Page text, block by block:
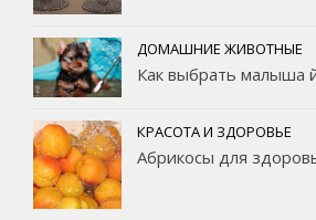
ДОМАШНИЕ ЖИВОТНЫЕ
Как выбрать малыша
КРАСОТА И ЗДОРОВЬЕ
Абрикосы для